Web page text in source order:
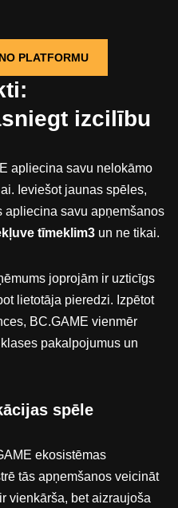
PLATFORMU
izcilību
apliecina savu nelokāmo
Ieviešot jaunas spēles,
apliecina savu apņemšanos
tīmeklim3 un ne tikai.
joprojām ir uzticīgs
lietotāja pieredzi. Izpētot
BC.GAME vienmēr
pakalpojumus un
spēle
ekosistēmas
tās apņemšanos veicināt
vienkārša, bet aizraujoša